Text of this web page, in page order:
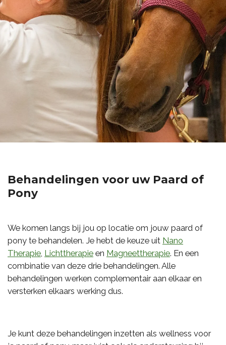
Behandelingen voor uw Paard of
Pony
We komen langs bij jou op locatie om jouw paard of
pony te behandelen. Je hebt de keuze uit Nano
Therapie, Lichttherapie en Magneettherapie. En een
combinatie van deze drie behandelingen. Alle
behandelingen werken complementair aan elkaar en
versterken elkaars werking dus.
Je kunt deze behandelingen inzetten als wellness voor